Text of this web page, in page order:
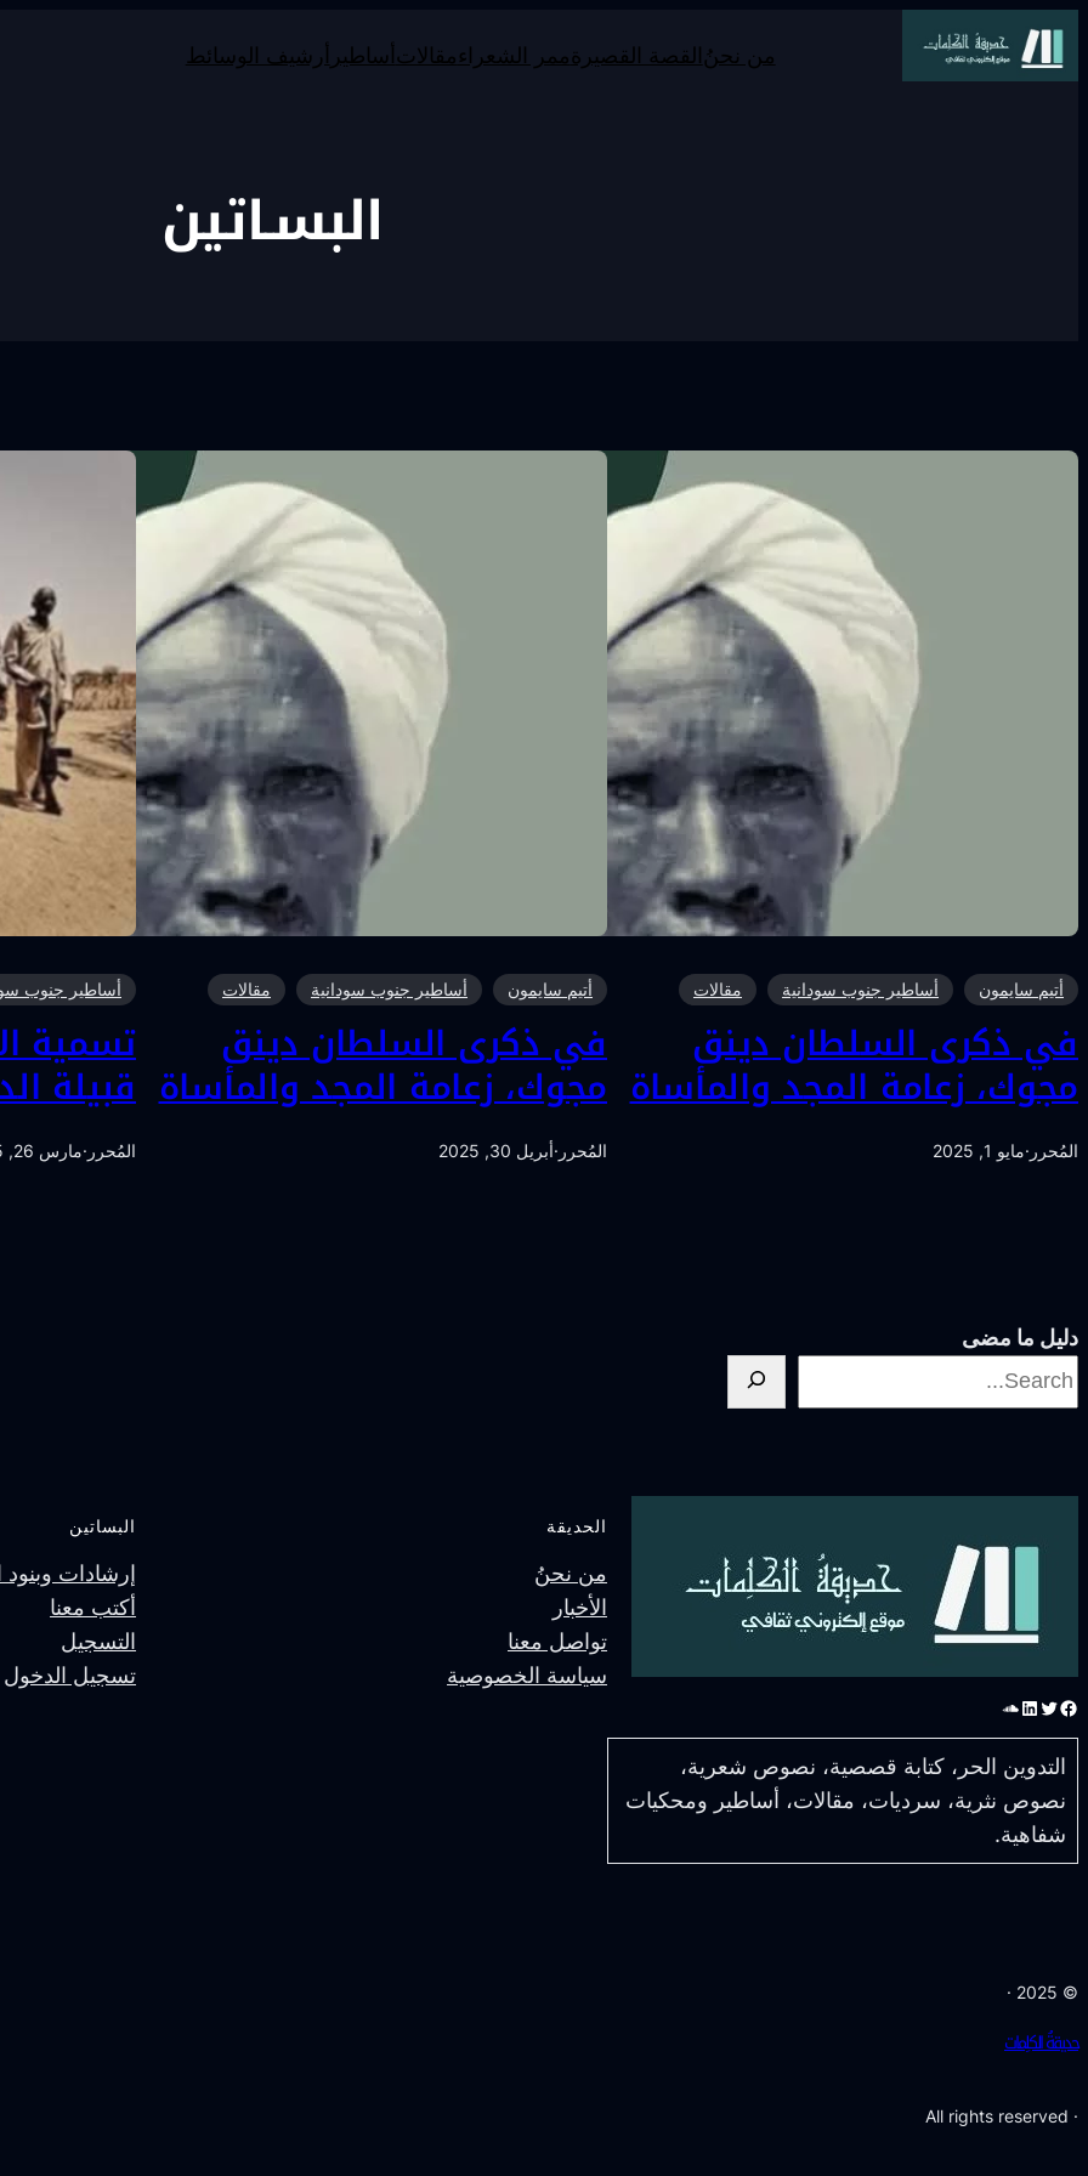
تخطى
إلى
من نحنُ القصة القصيرةممر الشعراءمقالات أساطير أرشيف الوسائط
البسـاتين
أتيم سايمون أساطير جنوب سودانية مقالات
في ذكرى السلطان دينق
مجوك، زعامة المجد والمأساة
المُحرر ·مايو 1, 2025
أتيم سايمون أساطير جنوب سودانية مقالات
في ذكرى السلطان دينق
مجوك، زعامة المجد والمأساة
المُحرر ·أبريل 30, 2025
أساطير جنوب
تسمية
قبيلة
المُحرر ·مارس 26, 2025
دليل ما مضى
فيسبوك تويتر لينكد إن ساوند كلاود
التدوين الحر، كتابة قصصية، نصوص شعرية،
نصوص نثرية، سرديات، مقالات، أساطير ومحكيات
شفاهية.
الحديقة
من نحنُ
الأخبار
تواصل معنا
سياسة الخصوصية
البساتين
إرشادات وبنود
أكتب معنا
التسجيل
تسجيل الدخول
© 2025 ·
حديقةُ الكلِمات
· All rights reserved